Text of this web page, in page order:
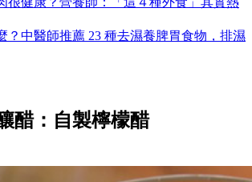
？中醫師推薦 23 種去濕養脾胃食物，排濕
醋：自製檸檬醋